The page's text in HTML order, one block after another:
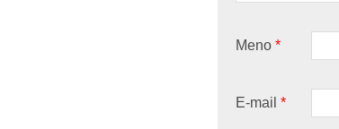
Meno *
E-mail *